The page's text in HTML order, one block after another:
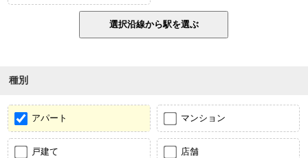
種別
アパート マンション
戸建て 店舗